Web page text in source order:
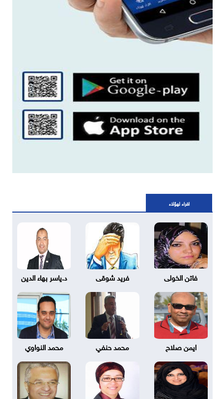
اقراء لهؤلاء
فاتن الخولى فريد شوقى د.ياسر بهاء الدين
ايمن صلاح محمد حنفي محمد النواوي